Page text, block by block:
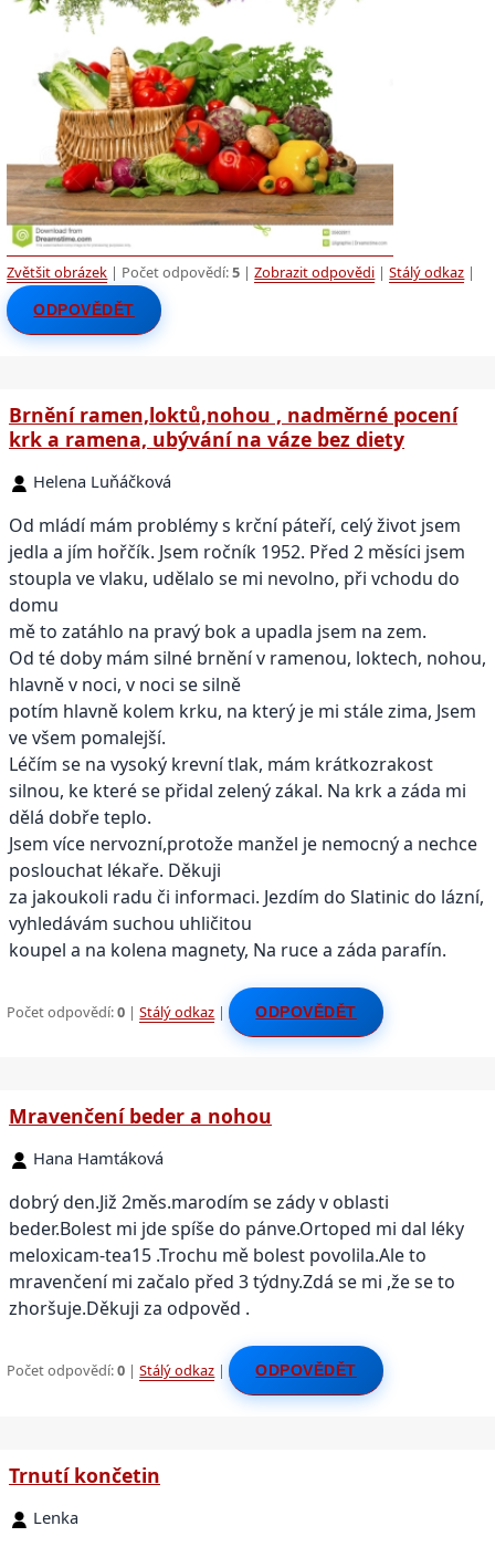
Zvětšit obrázek | Počet odpovědí:5 |Zobrazit odpovědi |Stálý odkaz |
ODPOVĚDĚT
Brnění ramen,loktů,nohou , nadměrné pocení
krk a ramena, ubývání na váze bez diety
Helena Luňáčková
Od mládí mám problémy s krční páteří, celý život jsem
jedla a jím hořčík. Jsem ročník 1952. Před 2 měsíci jsem
stoupla ve vlaku, udělalo se mi nevolno, při vchodu do
domu
mě to zatáhlo na pravý bok a upadla jsem na zem.
Od té doby mám silné brnění v ramenou, loktech, nohou,
hlavně v noci, v noci se silně
potím hlavně kolem krku, na který je mi stále zima, Jsem
ve všem pomalejší.
Léčím se na vysoký krevní tlak, mám krátkozrakost
silnou, ke které se přidal zelený zákal. Na krk a záda mi
dělá dobře teplo.
Jsem více nervozní,protože manžel je nemocný a nechce
poslouchat lékaře. Děkuji
za jakoukoli radu či informaci. Jezdím do Slatinic do lázní,
vyhledávám suchou uhličitou
koupel a na kolena magnety, Na ruce a záda parafín.
Počet odpovědí:0 |Stálý odkaz | ODPOVĚDĚT
Mravenčení beder a nohou
Hana Hamtáková
dobrý den.Již 2měs.marodím se zády v oblasti
beder.Bolest mi jde spíše do pánve.Ortoped mi dal léky
meloxicam-tea15 .Trochu mě bolest povolila.Ale to
mravenčení mi začalo před 3 týdny.Zdá se mi ,že se to
zhoršuje.Děkuji za odpověd .
Počet odpovědí:0 |Stálý odkaz | ODPOVĚDĚT
Trnutí končetin
Lenka